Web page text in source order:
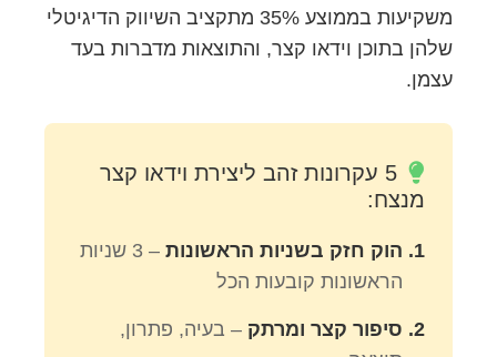
משקיעות בממוצע 35% מתקציב השיווק הדיגיטלי
שלהן בתוכן וידאו קצר, והתוצאות מדברות בעד
עצמן.
5 עקרונות זהב ליצירת וידאו קצר
מנצח:
הוק חזק בשניות הראשונות
– 3 שניות
הראשונות קובעות הכל
סיפור קצר ומרתק – בעיה, פתרון,